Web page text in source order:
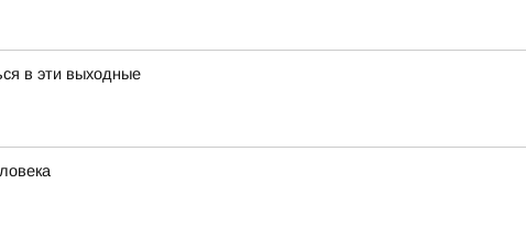
в эти выходные